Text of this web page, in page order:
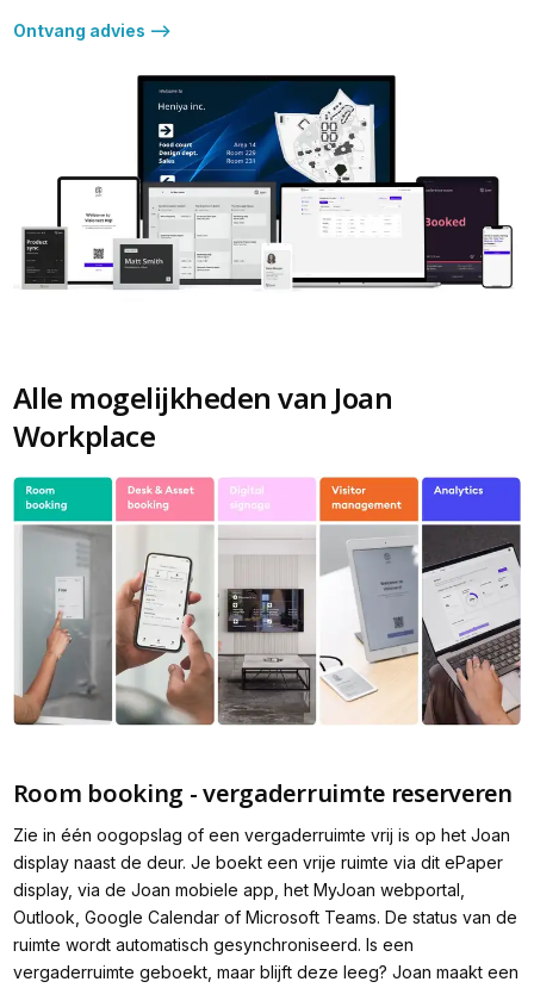
Ontvang advies -->
Alle mogelijkheden van Joan
Workplace
Room booking - vergaderruimte reserveren
Zie in één oogopslag of een vergaderruimte vrij is op het Joan
display naast de deur. Je boekt een vrije ruimte via dit ePaper
display, via de Joan mobiele app, het MyJoan webportal,
Outlook, Google Calendar of Microsoft Teams. De status van de
ruimte wordt automatisch gesynchroniseerd. Is een
vergaderruimte geboekt, maar blijft deze leeg? Joan maakt een